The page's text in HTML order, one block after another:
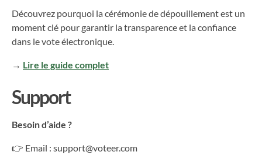
Découvrez pourquoi la cérémonie de dépouillement est un
moment clé pour garantir la transparence et la confiance
dans le vote électronique.
→ Lire le guide complet
Support
Besoin d’aide ?
👉 Email : support@voteer.com